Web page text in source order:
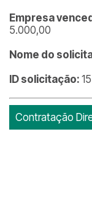
Empresa
5.000,00
Nome do
ID solicitação:
Contratação